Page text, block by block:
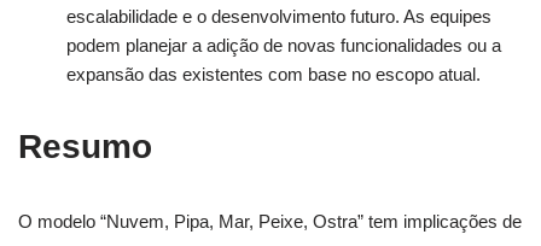
escalabilidade e o desenvolvimento futuro. As equipes
podem planejar a adição de novas funcionalidades ou a
expansão das existentes com base no escopo atual.
Resumo
O modelo “Nuvem, Pipa, Mar, Peixe, Ostra” tem implicações de